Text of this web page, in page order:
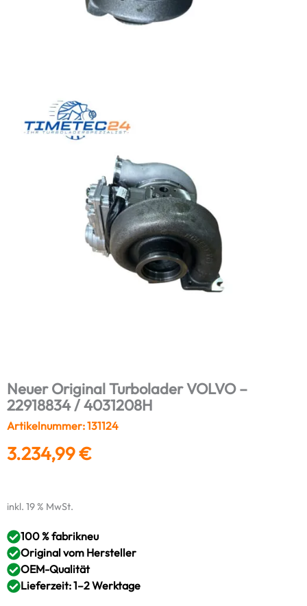
Neuer Original Turbolader VOLVO –
22918834 / 4031208H
Artikelnummer: 131124
3.234,99€
inkl. 19 % MwSt.
100 % fabrikneu
Original vom Hersteller
OEM-Qualität
Lieferzeit: 1–2 Werktage